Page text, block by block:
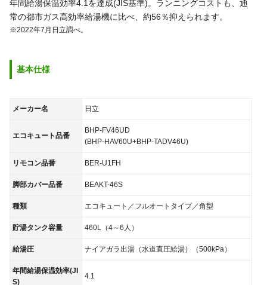
年間給湯保温効率4.1を達成(JIS基準)。ランニングコストも、通
常の都市ガス高効率給湯機に比べ、約56％抑えられます。
※2022年7月日立調べ。
基本仕様
メーカー名 日立
エコキュート品番
BHP-FV46UD
(BHP-HAV60U+BHP-TADV46U)
リモコン品番 BER-U1FH
脚部カバー品番 BEAKT-46S
種類 エコキュート／フルオートタイプ／角型
貯湯タンク容量 460L（4～6人）
給湯圧 ナイアガラ出湯（水道直圧給湯）（500kPa）
年間給湯保温効率(JI
S)
4.1